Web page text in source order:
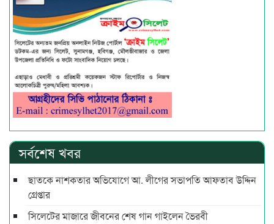
সর্বশেষ খবর
ছাতকে নাশকতার অভিযোগে আ. লীগের সভাপ‌তি আফতাব উদ্দিন
গ্রেপ্তার
সিলেটের মাজারে জীবনের শেষ গান গাইলেন ভৈরবী